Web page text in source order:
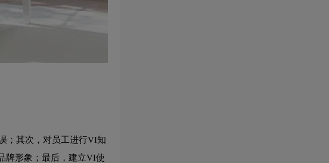
；其次，对员工进行VI知
牌形象；最后，建立VI使